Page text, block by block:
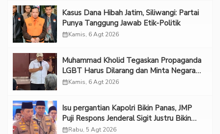
Kasus Dana Hibah Jatim, Siliwangi: Partai
Punya Tanggung Jawab Etik-Politik
calendar_monthKamis, 6 Agt 2026
Muhammad Kholid Tegaskan Propaganda
LGBT Harus Dilarang dan Minta Negara
Melindungi Korban
calendar_monthKamis, 6 Agt 2026
Isu pergantian Kapolri Bikin Panas, JMP
Puji Respons Jenderal Sigit Justru Bikin
“Adem”
calendar_monthRabu, 5 Agt 2026